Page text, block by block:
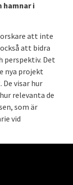
hamnar i
att inte
att bidra
perspektiv. Det
nya projekt
visar hur
relevanta de
som är
vid